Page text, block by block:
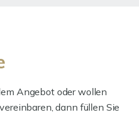
Angebot oder wollen
dann füllen Sie